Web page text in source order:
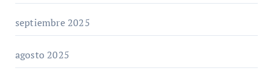
septiembre 2025
agosto 2025